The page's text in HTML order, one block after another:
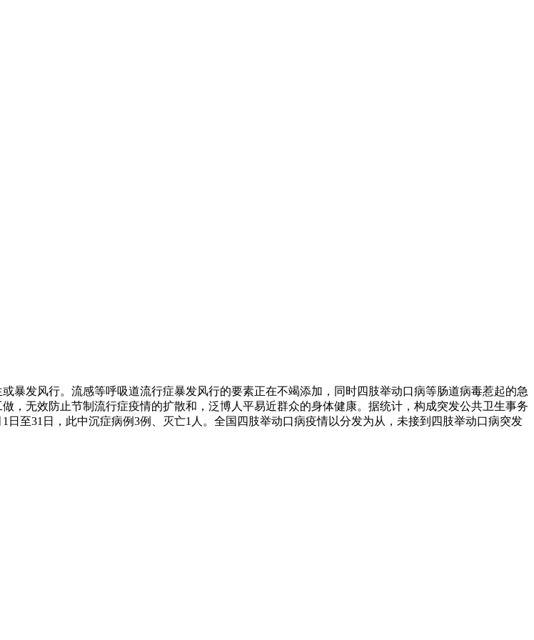
发风行。流感等呼吸道流行症暴发风行的要素正在不竭添加，同时四肢举动口病等肠道病毒惹起的急
，无效防止节制流行症疫情的扩散和，泛博人平易近群众的身体健康。据统计，构成突发公共卫生事务
至31日，此中沉症病例3例、灭亡1人。全国四肢举动口病疫情以分发为从，未接到四肢举动口病突发